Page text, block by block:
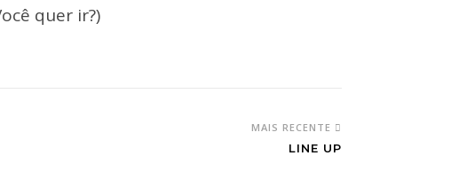
quer ir?)
MAIS RECENTE
LINE UP